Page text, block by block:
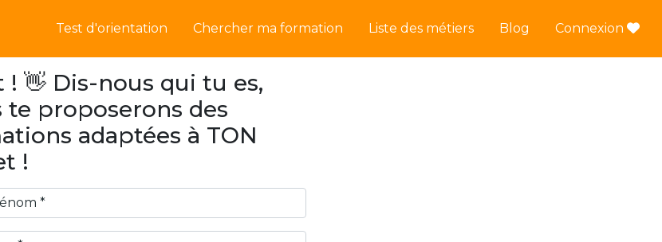
Test d'orientation Chercher ma formation Liste des métiers Blog Connexion
! 👋 Dis-nous qui tu es,
te proposerons des
adaptées à TON
!